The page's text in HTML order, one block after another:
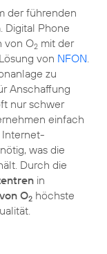
der führenden
. Digital Phone
von O2 mit der
von NFON.
zu
Anschaffung
nur schwer
einfach
Internet-
was die
Durch die
in
O2 höchste